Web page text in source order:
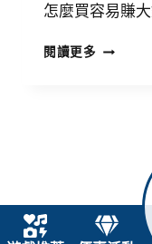
怎麼買容易賺
閱讀更多